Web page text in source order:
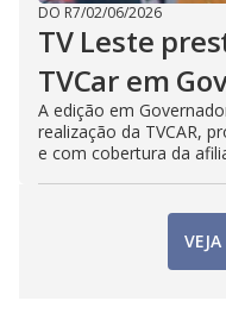
DO R7/02/06/2026
TV Leste
TVCar em
A edição em
realização da TVCAR,
e com cobertura da